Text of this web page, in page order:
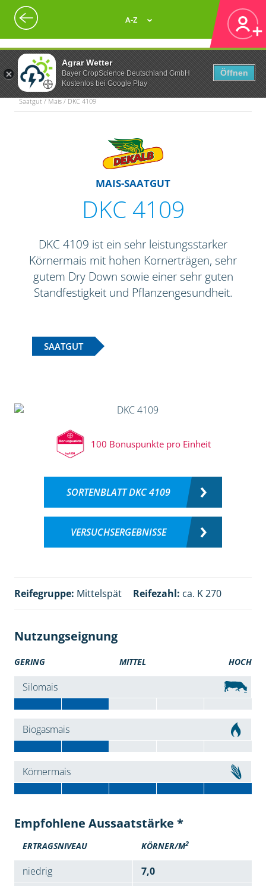
Agrar Wetter
Bayer CropScience Deutschland GmbH
Kostenlos bei Google Play
Öffnen
A-Z
Saatgut / Mais / DKC 4109
MAIS-SAATGUT
DKC 4109
DKC 4109 ist ein sehr leistungsstarker
Körnermais mit hohen Kornerträgen, sehr
gutem Dry Down sowie einer sehr guten
Standfestigkeit und Pflanzengesundheit.
SAATGUT
100 Bonuspunkte pro Einheit
SORTENBLATT DKC 4109
VERSUCHSERGEBNISSE
Reifegruppe: Mittelspät Reifezahl: ca. K 270
Nutzungseignung
GERING MITTEL HOCH
Silomais
Biogasmais
Körnermais
Empfohlene Aussaatstärke *
ERTRAGSNIVEAU KÖRNER/M2
niedrig
7,0